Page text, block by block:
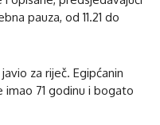
pauza, od 11.21 do
za riječ. Egipćanin
71 godinu i bogato